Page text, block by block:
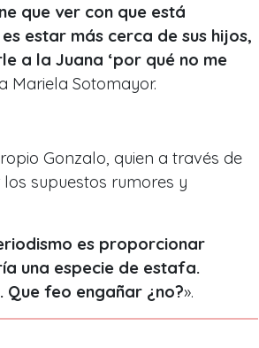
que ver con que está
estar más cerca de sus hijos,
a la Juana ‘por qué no me
Mariela Sotomayor.
Gonzalo, quien a través de
supuestos rumores y
es proporcionar
una especie de estafa.
feo engañar ¿no?».